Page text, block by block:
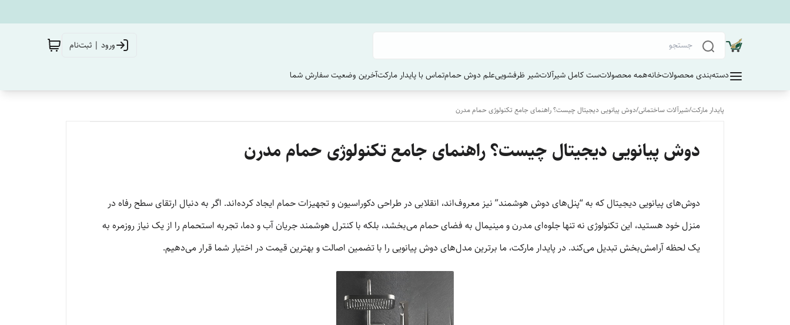
ورود | ثبت‌نام
دسته‌بندی محصولاتخانههمه محصولاتست کامل شیرآلاتشیر ظرفشوییعلم دوش حمامتماس با پایدار مارکتآخرین وضعیت سفارش‌ شما
پایدار مارکت/شیرآلات ساختمانی/دوش پیانویی دیجیتال چیست؟ راهنمای جامع تکنولوژی حمام مدرن
دوش پیانویی دیجیتال چیست؟ راهنمای جامع تکنولوژی حمام مدرن
دوش‌های پیانویی دیجیتال که به “پنل‌های دوش هوشمند” نیز معروف‌اند، انقلابی در طراحی دکوراسیون و تجهیزات حمام ایجاد کرده‌اند. اگر به دنبال ارتقای سطح رفاه در
منزل خود هستید، این تکنولوژی نه تنها جلوه‌ای مدرن و مینیمال به فضای حمام می‌بخشد، بلکه با کنترل هوشمند جریان آب و دما، تجربه استحمام را از یک نیاز روزمره به
یک لحظه آرامش‌بخش تبدیل می‌کند. در پایدار مارکت، ما برترین مدل‌های دوش پیانویی را با تضمین اصالت و بهترین قیمت در اختیار شما قرار می‌دهیم.